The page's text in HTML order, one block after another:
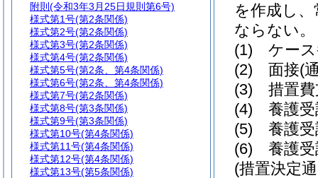
を作成し
ならない。
(1)
ケー
(2)
面接(
(3)
措置
(4)
養護
(5)
養護
(6)
養護
(措置決定
附則 (令和3年3月25日規則第6号)
様式第1号(第2条関係)
様式第2号(第2条関係)
様式第3号(第2条関係)
様式第4号(第2条関係)
様式第5号(第2条、第4条関係)
様式第6号(第2条、第4条関係)
様式第7号(第2条関係)
様式第8号(第3条関係)
様式第9号(第3条関係)
様式第10号(第4条関係)
様式第11号(第4条関係)
様式第12号(第4条関係)
様式第13号(第5条関係)